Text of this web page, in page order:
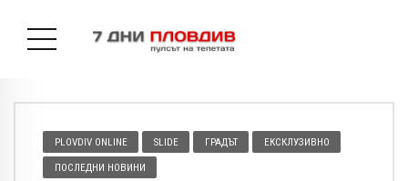
PLOVDIV ONLINE SLIDE ГРАДЪТ ЕКСКЛУЗИВНО
ПОСЛЕДНИ НОВИНИ